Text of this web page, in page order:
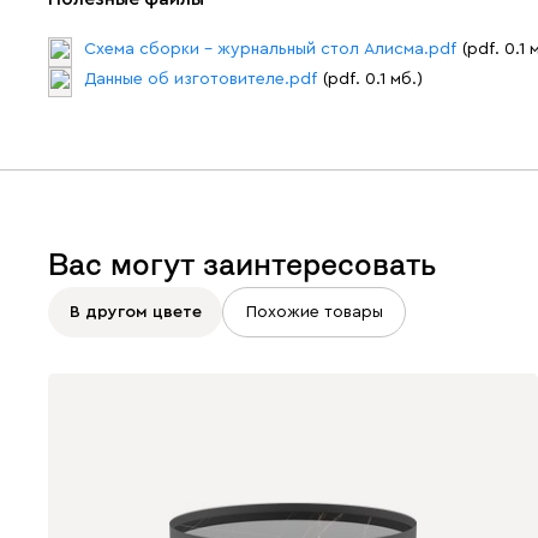
Схема сборки - журнальный стол Алисма.pdf (pdf. 0.1
Данные об изготовителе.pdf (pdf. 0.1 мб.)
Вас могут заинтересовать
В другом цвете Похожие товары